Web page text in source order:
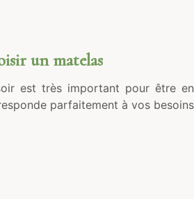
un matelas
est très important pour être en
parfaitement à vos besoins